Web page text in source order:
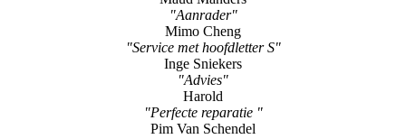
"Aanrader"
Mimo Cheng
"Service met hoofdletter S"
Inge Sniekers
"Advies"
Harold
"Perfecte reparatie "
Pim Van Schendel